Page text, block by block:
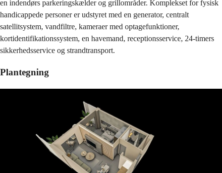
en indendørs parkeringskælder og grillområder. Komplekset for fysisk
handicappede personer er udstyret med en generator, centralt
satellitsystem, vandfiltre, kameraer med optagefunktioner,
kortidentifikationssystem, en havemand, receptionsservice, 24-timers
sikkerhedsservice og strandtransport.
Plantegning